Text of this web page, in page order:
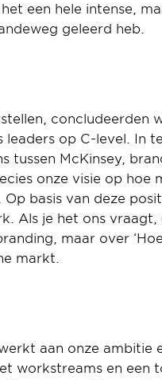
een hele intense,
geleerd heb.
concludeerden
tussen McKinsey,
onze visie op hoe
basis van deze
Als je het ons vraagt,
maar over
markt.
aan onze ambitie
workstreams en een